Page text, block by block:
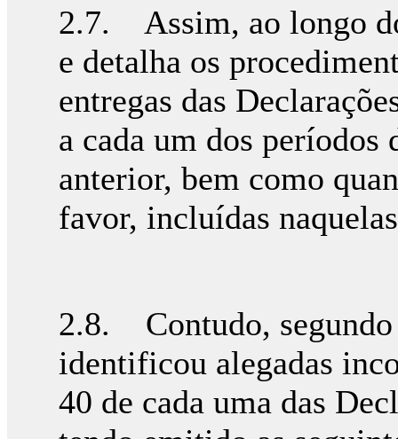
2.7. Assim, ao longo
e detalha os
entregas das
a cada um dos
anterior, bem como
favor, incluídas
2.8. Contudo, segundo
identificou alegadas
40 de cada uma das